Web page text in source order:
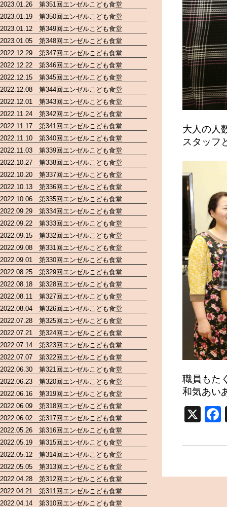
大人の人
スタッフ
職員もた
和気あい
X
2023.01.26 第351回エンゼルこども食堂
2023.01.19 第350回エンゼルこども食堂
2023.01.12 第349回エンゼルこども食堂
2023.01.05 第348回エンゼルこども食堂
2022.12.29 第347回エンゼルこども食堂
2022.12.22 第346回エンゼルこども食堂
2022.12.15 第345回エンゼルこども食堂
2022.12.08 第344回エンゼルこども食堂
2022.12.01 第343回エンゼルこども食堂
2022.11.24 第342回エンゼルこども食堂
2022.11.17 第341回エンゼルこども食堂
2022.11.10 第340回エンゼルこども食堂
2022.11.03 第339回エンゼルこども食堂
2022.10.27 第338回エンゼルこども食堂
2022.10.20 第337回エンゼルこども食堂
2022.10.13 第336回エンゼルこども食堂
2022.10.06 第335回エンゼルこども食堂
2022.09.29 第334回エンゼルこども食堂
2022.09.22 第333回エンゼルこども食堂
2022.09.15 第332回エンゼルこども食堂
2022.09.08 第331回エンゼルこども食堂
2022.09.01 第330回エンゼルこども食堂
2022.08.25 第329回エンゼルこども食堂
2022.08.18 第328回エンゼルこども食堂
2022.08.11 第327回エンゼルこども食堂
2022.08.04 第326回エンゼルこども食堂
2022.07.28 第325回エンゼルこども食堂
2022.07.21 第324回エンゼルこども食堂
2022.07.14 第323回エンゼルこども食堂
2022.07.07 第322回エンゼルこども食堂
2022.06.30 第321回エンゼルこども食堂
2022.06.23 第320回エンゼルこども食堂
2022.06.16 第319回エンゼルこども食堂
2022.06.09 第318回エンゼルこども食堂
2022.06.02 第317回エンゼルこども食堂
2022.05.26 第316回エンゼルこども食堂
2022.05.19 第315回エンゼルこども食堂
2022.05.12 第314回エンゼルこども食堂
2022.05.05 第313回エンゼルこども食堂
2022.04.28 第312回エンゼルこども食堂
2022.04.21 第311回エンゼルこども食堂
2022.04.14 第310回エンゼルこども食堂